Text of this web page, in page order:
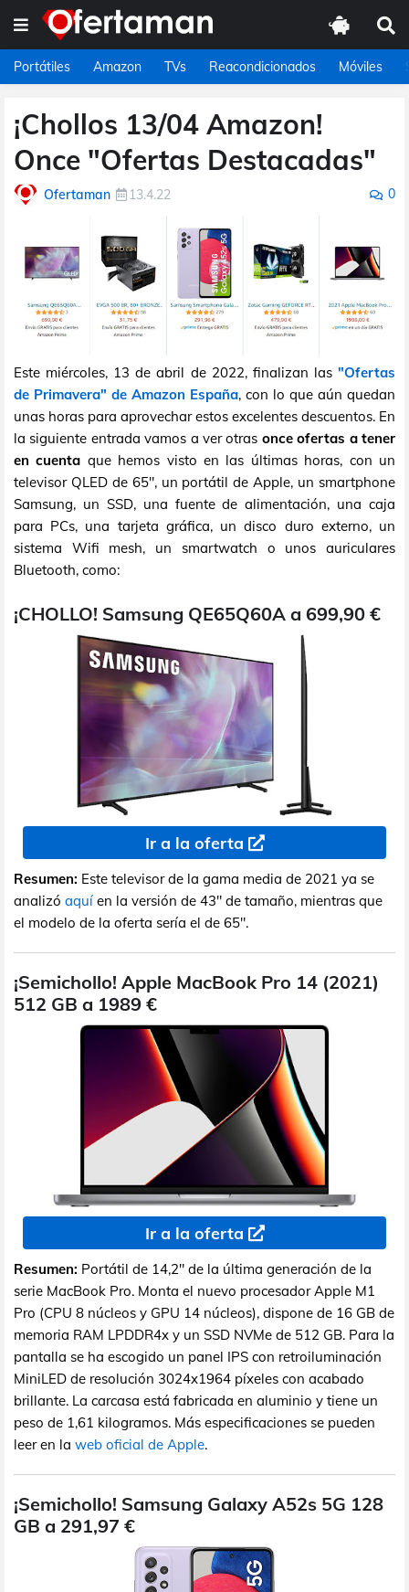
Portátiles Amazon TVs Reacondicionados Móviles
¡Chollos 13/04 Amazon!
Once "Ofertas Destacadas"
Ofertaman 13.4.22 0
Este miércoles, 13 de abril de 2022, finalizan las "Ofertas
de Primavera" de Amazon España, con lo que aún quedan
unas horas para aprovechar estos excelentes descuentos. En
la siguiente entrada vamos a ver otras once ofertas a tener
en cuenta que hemos visto en las últimas horas, con un
televisor QLED de 65", un portátil de Apple, un smartphone
Samsung, un SSD, una fuente de alimentación, una caja
para PCs, una tarjeta gráfica, un disco duro externo, un
sistema Wifi mesh, un smartwatch o unos auriculares
Bluetooth, como:
¡CHOLLO! Samsung QE65Q60A a 699,90 €
Ir a la oferta
Resumen: Este televisor de la gama media de 2021 ya se
analizó aquí en la versión de 43" de tamaño, mientras que
el modelo de la oferta sería el de 65".
¡Semichollo! Apple MacBook Pro 14 (2021)
512 GB a 1989 €
Ir a la oferta
Resumen: Portátil de 14,2" de la última generación de la
serie MacBook Pro. Monta el nuevo procesador Apple M1
Pro (CPU 8 núcleos y GPU 14 núcleos), dispone de 16 GB de
memoria RAM LPDDR4x y un SSD NVMe de 512 GB. Para la
pantalla se ha escogido un panel IPS con retroiluminación
MiniLED de resolución 3024x1964 píxeles con acabado
brillante. La carcasa está fabricada en aluminio y tiene un
peso de 1,61 kilogramos. Más especificaciones se pueden
leer en la web oficial de Apple.
¡Semichollo! Samsung Galaxy A52s 5G 128
GB a 291,97 €